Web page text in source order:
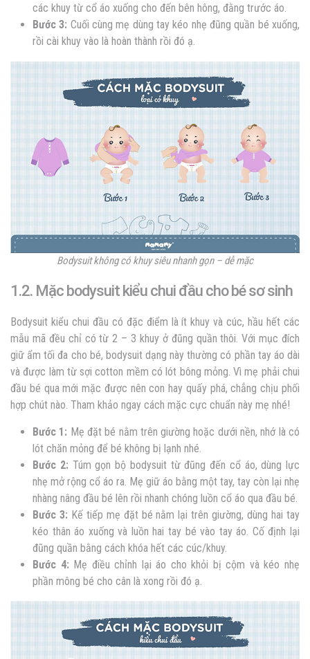
các khuy từ cổ áo xuống cho đến bên hông, đằng trước áo.
Bước 3: Cuối cùng mẹ dùng tay kéo nhẹ đũng quần bé xuống,
rồi cài khuy vào là hoàn thành rồi đó ạ.
Bodysuit không có khuy siêu nhanh gọn – dễ mặc
1.2. Mặc bodysuit kiểu chui đầu cho bé sơ sinh
Bodysuit kiểu chui đầu có đặc điểm là ít khuy và cúc, hầu hết các
mẫu mã đều chỉ có từ 2 – 3 khuy ở đũng quần thôi. Với mục đích
giữ ẩm tối đa cho bé, bodysuit dạng này thường có phần tay áo dài
và được làm từ sợi cotton mềm có lót bông mỏng. Vì mẹ phải chui
đầu bé qua mới mặc được nên con hay quấy phá, chẳng chịu phối
hợp chút nào. Tham khảo ngay cách mặc cực chuẩn này mẹ nhé!
Bước 1: Mẹ đặt bé nằm trên giường hoặc dưới nền, nhớ là có
lót chăn mỏng để bé không bị lạnh nhé.
Bước 2: Túm gọn bộ bodysuit từ đũng đến cổ áo, dùng lực
nhẹ mở rộng cổ áo ra. Mẹ giữ áo bằng một tay, tay còn lại nhẹ
nhàng nâng đầu bé lên rồi nhanh chóng luồn cổ áo qua đầu bé.
Bước 3: Kế tiếp mẹ đặt bé nằm lại trên giường, dùng hai tay
kéo thân áo xuống và luồn hai tay bé vào tay áo. Cố định lại
đũng quần bằng cách khóa hết các cúc/khuy.
Bước 4: Mẹ điều chỉnh lại áo cho khỏi bị cộm và kéo nhẹ
phần mông bé cho cân là xong rồi đó ạ.